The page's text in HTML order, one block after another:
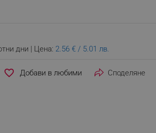
дни | Цена: 2.56 € / 5.01 лв.
favorite_border Споделяне